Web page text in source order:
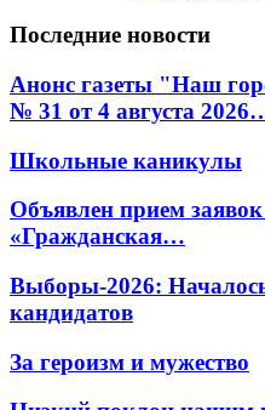
Последние новости
Анонс газеты "Наш
№ 31 от 4 августа
Школьные каникулы
Объявлен прием
«Гражданская…
Выборы-2026:
кандидатов
За героизм и мужество